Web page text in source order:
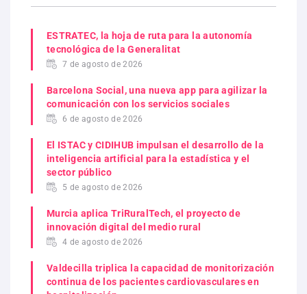
ESTRATEC, la hoja de ruta para la autonomía
tecnológica de la Generalitat
7 de agosto de 2026
Barcelona Social, una nueva app para agilizar la
comunicación con los servicios sociales
6 de agosto de 2026
El ISTAC y CIDIHUB impulsan el desarrollo de la
inteligencia artificial para la estadística y el
sector público
5 de agosto de 2026
Murcia aplica TriRuralTech, el proyecto de
innovación digital del medio rural
4 de agosto de 2026
Valdecilla triplica la capacidad de monitorización
continua de los pacientes cardiovasculares en